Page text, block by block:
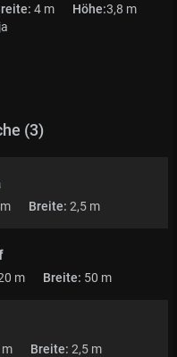
4 m Höhe:3,8 m
ja
(3)
Breite: 2,5 m
m Breite: 50 m
Breite: 2,5 m